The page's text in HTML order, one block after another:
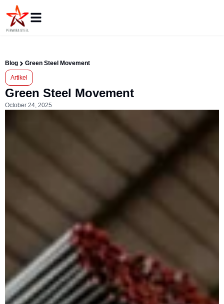
Blog Green Steel Movement
Artikel
Green Steel Movement
October 24, 2025